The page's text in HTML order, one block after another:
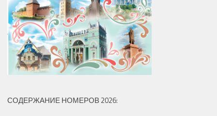
СОДЕРЖАНИЕ НОМЕРОВ 2026: